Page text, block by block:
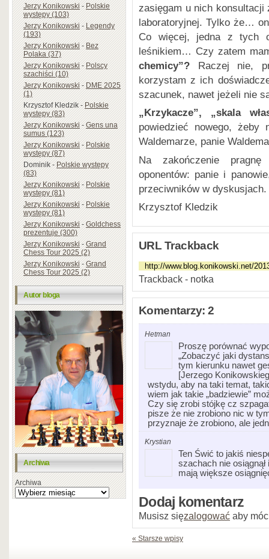
Jerzy Konikowski-Polskie
występy (103)
Jerzy Konikowski-Legendy
(193)
Jerzy Konikowski-Bez
Polaka (37)
Jerzy Konikowski-Polscy
szachiści (10)
Jerzy Konikowski-DME 2025
(1)
Krzysztof Kledzik-Polskie
występy (83)
Jerzy Konikowski-Gens una
sumus (123)
Jerzy Konikowski-Polskie
występy (87)
Dominik-Polskie występy
(83)
Jerzy Konikowski-Polskie
występy (81)
Jerzy Konikowski-Polskie
występy (81)
Jerzy Konikowski-Goldchess
prezentuje (300)
Jerzy Konikowski-Grand
Chess Tour 2025 (2)
Jerzy Konikowski-Grand
Chess Tour 2025 (2)
Autor bloga
Archiwa
Archiwa
zasięgam u nich
laboratoryjnej. Tylko że…
Co więcej, jedna z tych
leśnikiem… Czy zatem
chemicy”? Raczej nie,
korzystam z ich
szacunek, nawet jeżeli nie
„Krzykacze”, „skala
powiedzieć nowego, żeby
Waldemarze, panie
Na zakończenie
oponentów: panie i
przeciwników w dyskusjach.
Krzysztof Kledzik
URL Trackback
Trackback - notka
Komentarzy: 2
Hetman
Proszę porównać
„Zobaczyć jaki
tym kierunku nawet
[Jerzego
wstydu, aby na taki temat,
wiem jak takie „badziewie”
Czy się zrobi stójkę cz
pisze że nie zrobiono nic w
przyznaje że zrobiono, ale
Krystian
Ten Świć to jakiś
szachach nie
mają większe
Dodaj komentarz
Musisz sięzalogować aby
« Starsze wpisy